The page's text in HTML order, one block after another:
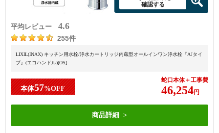
平均レビュー 4.6
255件
確認する
LIXIL(INAX) キッチン用水栓/浄水カートリッジ内蔵型オールインワン浄水栓『AJタイ
プ』(エコハンドル)[OS]
本体57%OFF
蛇口本体＋工事費
46,254円
商品詳細